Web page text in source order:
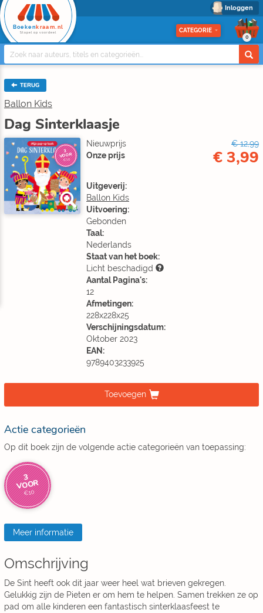
Inloggen
Boeken kraam.nl
Stapel op voordeel CATEGORIE
0
TERUG
Ballon Kids
Dag Sinterklaasje
3
VOOR
€10
Nieuwprijs
€ 12,99
Onze prijs
€ 3,99
Uitgeverij:
Ballon Kids
Uitvoering:
Gebonden
Taal:
Nederlands
Staat van het boek:
Licht beschadigd
Aantal Pagina's:
12
Afmetingen:
228x228x25
Verschijningsdatum:
Oktober 2023
EAN:
9789403233925
Toevoegen
Actie categorieën
Op dit boek zijn de volgende actie categorieën van toepassing:
3
VOOR
€10
Meer informatie
Omschrijving
De Sint heeft ook dit jaar weer heel wat brieven gekregen.
Gelukkig zijn de Pieten er om hem te helpen. Samen trekken ze op
pad om alle kinderen een fantastisch sinterklaasfeest te